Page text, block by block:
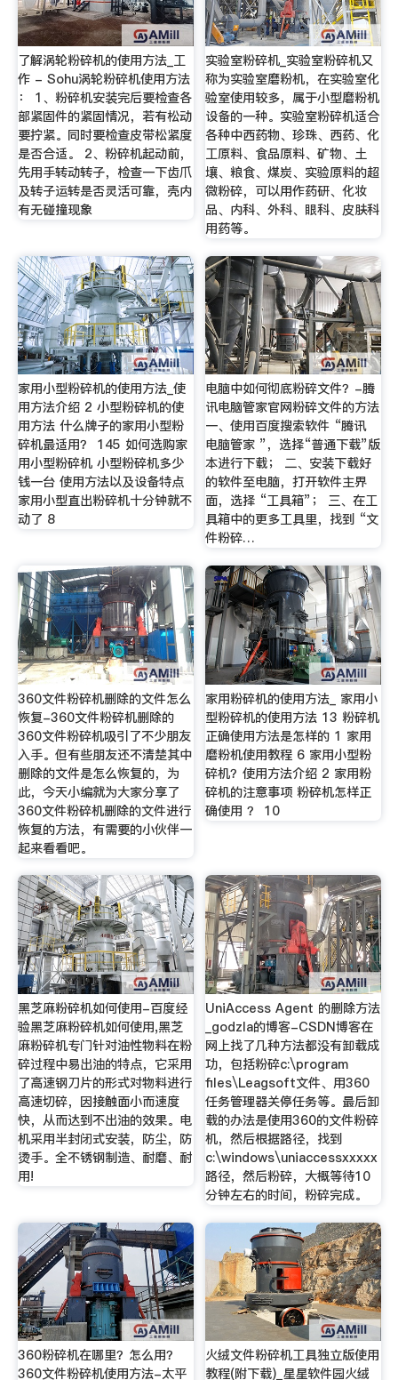
了解涡轮粉碎机的使用方法_工
作 - Sohu涡轮粉碎机使用方法
： 1、粉碎机安装完后要检查各
部紧固件的紧固情况，若有松动
要拧紧。同时要检查皮带松紧度
是否合适。 2、粉碎机起动前，
先用手转动转子，检查一下齿爪
及转子运转是否灵活可靠，壳内
有无碰撞现象
实验室粉碎机_实验室粉碎机又
称为实验室磨粉机，在实验室化
验室使用较多，属于小型磨粉机
设备的一种。实验室粉碎机适合
各种中西药物、珍珠、西药、化
工原料、食品原料、矿物、土
壤、粮食、煤炭、实验原料的超
微粉碎，可以用作药研、化妆
品、内科、外科、眼科、皮肤科
用药等。
家用小型粉碎机的使用方法_使
用方法介绍 2 小型粉碎机的使
用方法 什么牌子的家用小型粉
碎机最适用？ 145 如何选购家
用小型粉碎机 小型粉碎机多少
钱一台 使用方法以及设备特点
家用小型直出粉碎机十分钟就不
动了 8
电脑中如何彻底粉碎文件？-腾
讯电脑管家官网粉碎文件的方法
一、使用百度搜索软件 “腾讯
电脑管家 ”，选择“普通下载”版
本进行下载； 二、安装下载好
的软件至电脑，打开软件主界
面，选择 “工具箱”； 三、在工
具箱中的更多工具里，找到 “文
件粉碎…
360文件粉碎机删除的文件怎么
恢复-360文件粉碎机删除的
360文件粉碎机吸引了不少朋友
入手。但有些朋友还不清楚其中
删除的文件是怎么恢复的，为
此，今天小编就为大家分享了
360文件粉碎机删除的文件进行
恢复的方法，有需要的小伙伴一
起来看看吧。
家用粉碎机的使用方法_ 家用小
型粉碎机的使用方法 13 粉碎机
正确使用方法是怎样的 1 家用
磨粉机使用教程 6 家用小型粉
碎机？使用方法介绍 2 家用粉
碎机的注意事项 粉碎机怎样正
确使用 ？ 10
黑芝麻粉碎机如何使用-百度经
验黑芝麻粉碎机如何使用,黑芝
麻粉碎机专门针对油性物料在粉
碎过程中易出油的特点，它采用
了高速钢刀片的形式对物料进行
高速切碎，因接触面小而速度
快，从而达到不出油的效果。电
机采用半封闭式安装，防尘，防
烫手。全不锈钢制造、耐磨、耐
用!
UniAccess Agent 的删除方法
_godzla的博客-CSDN博客在
网上找了几种方法都没有卸载成
功，包括粉碎c:\program
files\Leagsoft文件、用360
任务管理器关停任务等。最后卸
载的办法是使用360的文件粉碎
机，然后根据路径，找到
c:\windows\uniaccessxxxxx
路径，然后粉碎，大概等待10
分钟左右的时间，粉碎完成。
360粉碎机在哪里？怎么用？
360文件粉碎机使用方法-太平
火绒文件粉碎机工具独立版使用
教程(附下载)_星星软件园火绒